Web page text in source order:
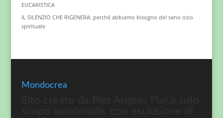
EUCARISTICA
IL SILENZIO CHE RIGENERA: perché abbiamo bisogno del sano ozio
spirituale
Mondocrea